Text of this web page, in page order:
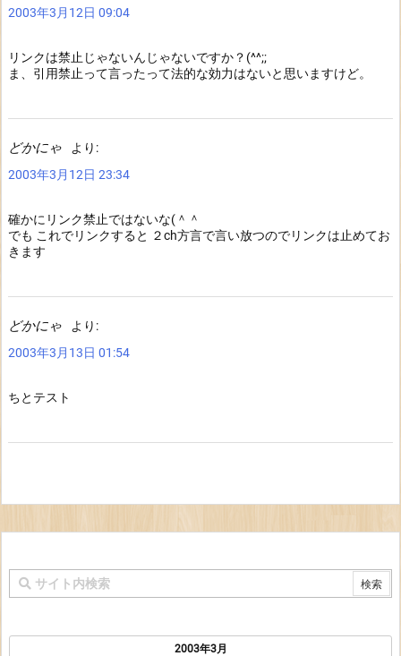
2003年3月12日 09:04
リンクは禁止じゃないんじゃないですか？(^^;;
ま、引用禁止って言ったって法的な効力はないと思いますけど。
どかにゃ
より:
2003年3月12日 23:34
確かにリンク禁止ではないな(＾＾
でも これでリンクすると ２ch方言で言い放つのでリンクは止めてお
きます
どかにゃ
より:
2003年3月13日 01:54
ちとテスト
2003年3月